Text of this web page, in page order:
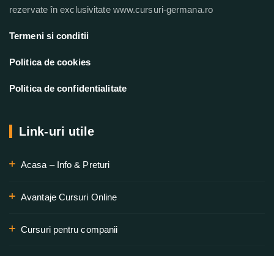
rezervate în exclusivitate www.cursuri-germana.ro
Termeni si conditii
Politica de cookies
Politica de confidentialitate
Link-uri utile
Acasa – Info & Preturi
Avantaje Cursuri Online
Cursuri pentru companii